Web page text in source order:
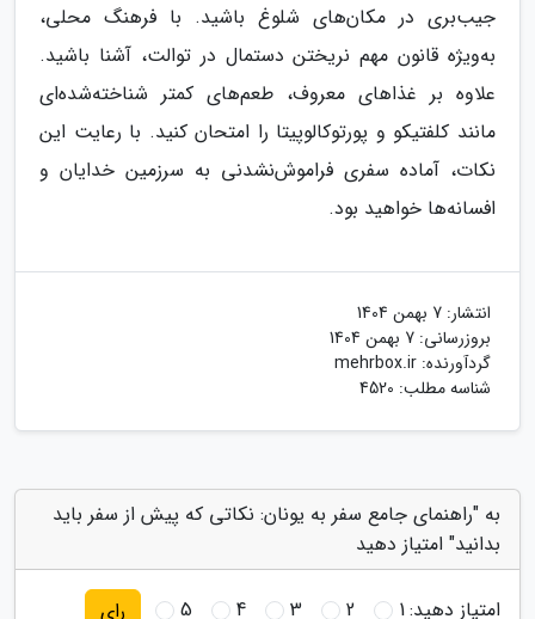
جیب‌بری در مکان‌های شلوغ باشید. با فرهنگ محلی،
به‌ویژه قانون مهم نریختن دستمال در توالت، آشنا باشید.
علاوه بر غذاهای معروف، طعم‌های کمتر شناخته‌شده‌ای
مانند کلفتیکو و پورتوکالوپیتا را امتحان کنید. با رعایت این
نکات، آماده سفری فراموش‌نشدنی به سرزمین خدایان و
افسانه‌ها خواهید بود.
انتشار: 7 بهمن 1404
بروزرسانی: 7 بهمن 1404
گردآورنده: mehrbox.ir
شناسه مطلب: 4520
به "راهنمای جامع سفر به یونان: نکاتی که پیش از سفر باید
بدانید" امتیاز دهید
امتیاز دهید:1
2
3
4
5 رای